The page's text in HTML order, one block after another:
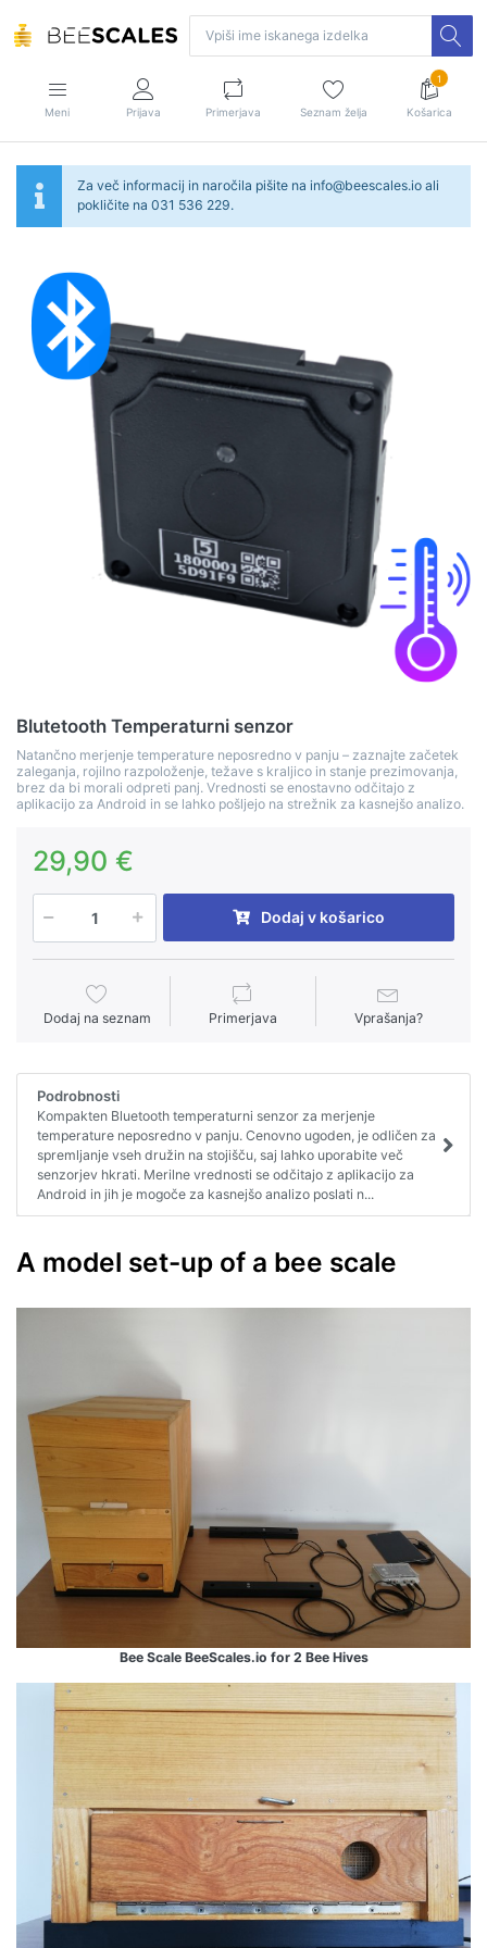
Meni Prijava Primerjava Seznam želja
1
Košarica
Za več informacij in naročila pišite na info@beescales.io ali
pokličite na 031 536 229.
Blutetooth Temperaturni senzor
Natančno merjenje temperature neposredno v panju – zaznajte začetek
zaleganja, rojilno razpoloženje, težave s kraljico in stanje prezimovanja,
brez da bi morali odpreti panj. Vrednosti se enostavno odčitajo z
aplikacijo za Android in se lahko pošljejo na strežnik za kasnejšo analizo.
29,90 €
Dodaj v košarico
Dodaj na seznam Primerjava Vprašanja?
Podrobnosti
Kompakten Bluetooth temperaturni senzor za merjenje
temperature neposredno v panju. Cenovno ugoden, je odličen za
spremljanje vseh družin na stojišču, saj lahko uporabite več
senzorjev hkrati. Merilne vrednosti se odčitajo z aplikacijo za
Android in jih je mogoče za kasnejšo analizo poslati n...
A model set-up of a bee scale
Bee Scale BeeScales.io for 2 Bee Hives